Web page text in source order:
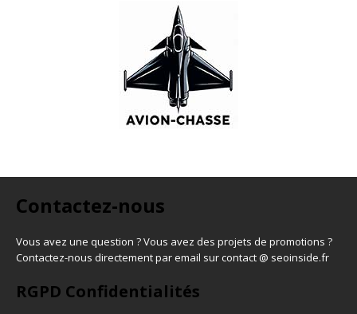
Contactez-nous
Vous avez une question ? Vous avez des projets de promotions ?
Contactez-nous directement par email sur contact @ seoinside.fr
RGPD Confidentialités